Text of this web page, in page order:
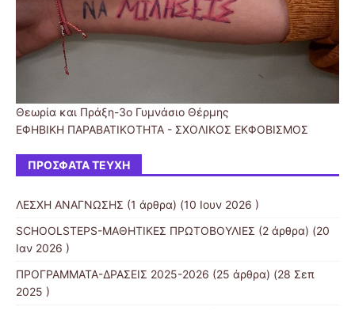
Θεωρία και Πράξη-3o Γυμνάσιο Θέρμης
ΕΦΗΒΙΚΗ ΠΑΡΑΒΑΤΙΚΟΤΗΤΑ - ΣΧΟΛΙΚΟΣ ΕΚΦΟΒΙΣΜΟΣ
ΠΡΌΣΦΑΤΑ ΤΕΎΧΗ
ΛΕΣΧΗ ΑΝΑΓΝΩΣΗΣ (1 άρθρα) (10 Ιουν 2026 )
SCHOOLSTEPS-ΜΑΘΗΤΙΚΕΣ ΠΡΩΤΟΒΟΥΛΙΕΣ (2 άρθρα) (20
Ιαν 2026 )
ΠΡΟΓΡΑΜΜΑΤΑ-ΔΡΑΣΕΙΣ 2025-2026 (25 άρθρα) (28 Σεπ
2025 )